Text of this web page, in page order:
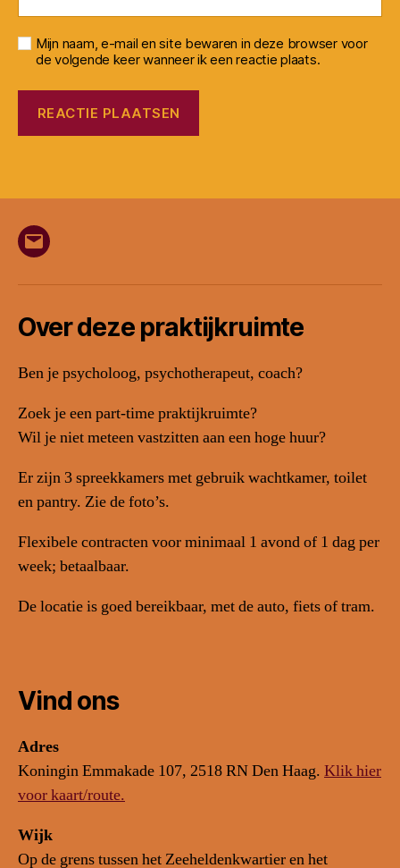
Mijn naam, e-mail en site bewaren in deze browser voor
de volgende keer wanneer ik een reactie plaats.
E-
Over deze praktijkruimte
Ben je psycholoog, psychotherapeut, coach?
Zoek je een part-time praktijkruimte?
Wil je niet meteen vastzitten aan een hoge huur?
Er zijn 3 spreekkamers met gebruik wachtkamer, toilet
en pantry. Zie de foto’s.
Flexibele contracten voor minimaal 1 avond of 1 dag per
week; betaalbaar.
De locatie is goed bereikbaar, met de auto, fiets of tram.
Vind ons
Adres
Koningin Emmakade 107, 2518 RN Den Haag. Klik hier
voor kaart/route.
Wijk
Op de grens tussen het Zeeheldenkwartier en het